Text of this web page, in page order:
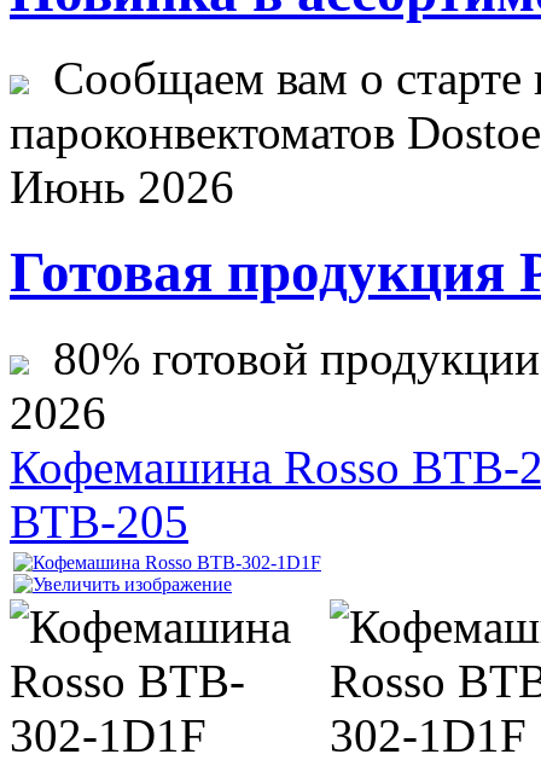
Сообщаем вам о старте
пароконвектоматов
Июнь 2026
Готовая продукция
80% готовой
2026
Кофемашина Rosso BTB-
ВТВ-205